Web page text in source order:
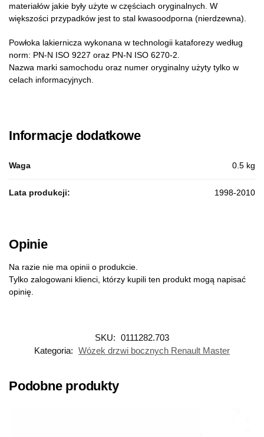
materiałów jakie były użyte w częściach oryginalnych. W
większości przypadków jest to stal kwasoodporna (nierdzewna).
Powłoka lakiernicza wykonana w technologii kataforezy według
norm: PN-N ISO 9227 oraz PN-N ISO 6270-2.
Nazwa marki samochodu oraz numer oryginalny użyty tylko w
celach informacyjnych.
Informacje dodatkowe
Waga 0.5 kg
Lata produkcji: 1998-2010
Opinie
Na razie nie ma opinii o produkcie.
Tylko zalogowani klienci, którzy kupili ten produkt mogą napisać
opinię.
SKU: 0111282.703
Kategoria: Wózek drzwi bocznych Renault Master
Podobne produkty